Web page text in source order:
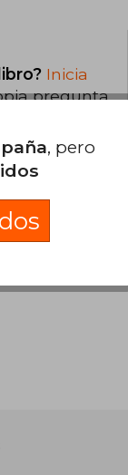
Inicia
pregunta.
, pero